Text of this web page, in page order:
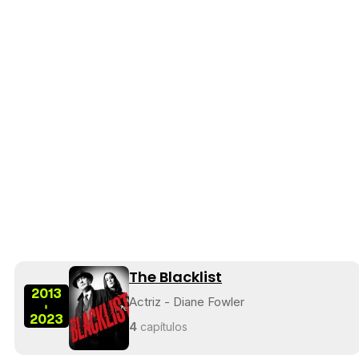
2013
-
2023
The Blacklist
Actriz - Diane Fowler
4 capítulos